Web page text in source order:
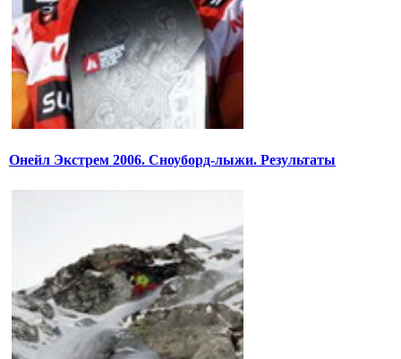
Онейл Экстрем 2006. Сноуборд-лыжи. Результаты